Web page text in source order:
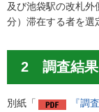
及び池袋駅の改札
分）滞在する者を選
2 調査結果
別紙「 『調